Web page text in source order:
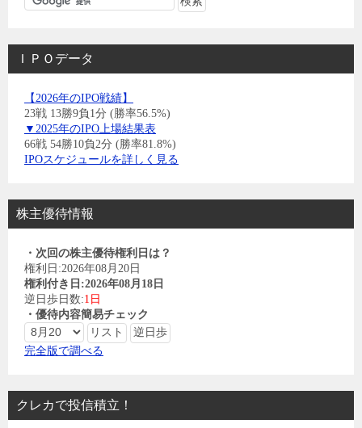
ＩＰＯデータ
【2026年のIPO戦績】
23戦 13勝9負1分 (勝率56.5%)
▼2025年のIPO上場結果表
66戦 54勝10負2分 (勝率81.8%)
IPOスケジュールを詳しく見る
株主優待情報
・次回の株主優待権利日は？
権利日:2026年08月20日
権利付き日:2026年08月18日
逆日歩日数:1日
・優待内容簡易チェック
完全版で調べる
クレカで投信積立！